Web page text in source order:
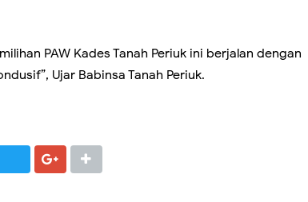
PAW Kades Tanah Periuk ini berjalan dengan
Ujar Babinsa Tanah Periuk.